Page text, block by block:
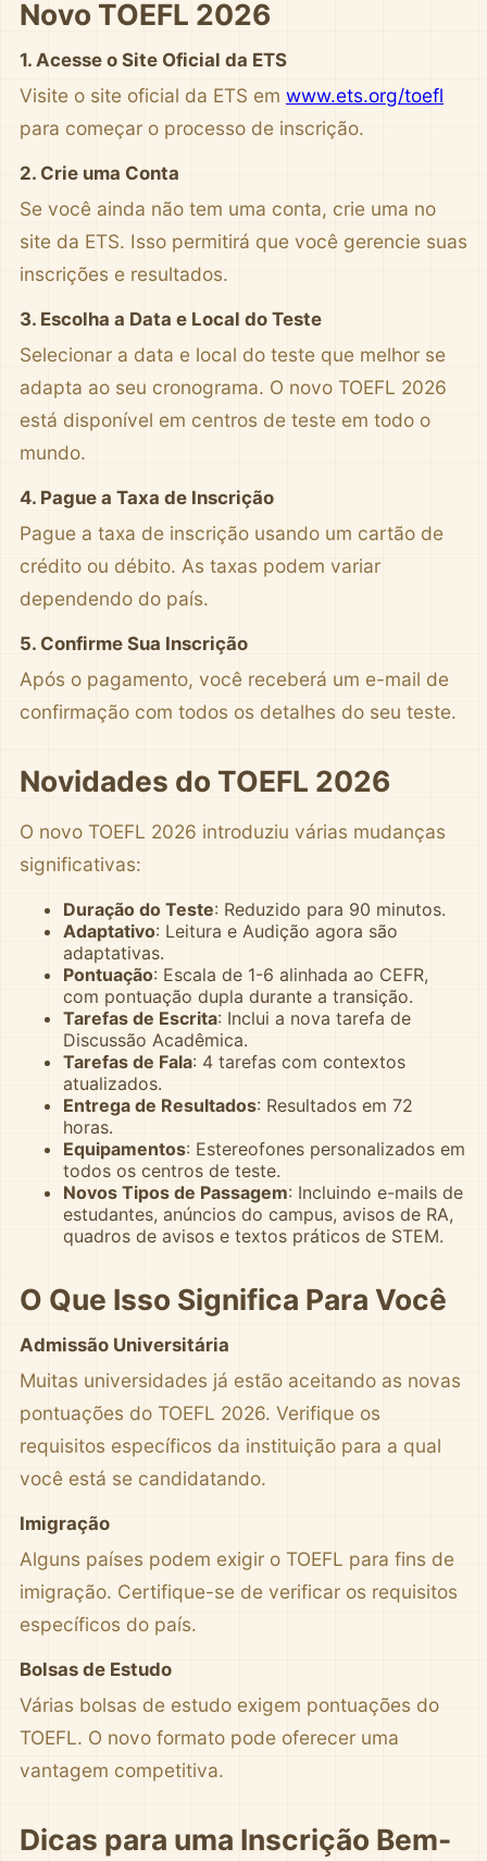
Novo TOEFL 2026
1. Acesse o Site Oficial da ETS
Visite o site oficial da ETS em www.ets.org/toefl
para começar o processo de inscrição.
2. Crie uma Conta
Se você ainda não tem uma conta, crie uma no
site da ETS. Isso permitirá que você gerencie suas
inscrições e resultados.
3. Escolha a Data e Local do Teste
Selecionar a data e local do teste que melhor se
adapta ao seu cronograma. O novo TOEFL 2026
está disponível em centros de teste em todo o
mundo.
4. Pague a Taxa de Inscrição
Pague a taxa de inscrição usando um cartão de
crédito ou débito. As taxas podem variar
dependendo do país.
5. Confirme Sua Inscrição
Após o pagamento, você receberá um e-mail de
confirmação com todos os detalhes do seu teste.
Novidades do TOEFL 2026
O novo TOEFL 2026 introduziu várias mudanças
significativas:
Duração do Teste: Reduzido para 90 minutos.
Adaptativo: Leitura e Audição agora são
adaptativas.
Pontuação: Escala de 1-6 alinhada ao CEFR,
com pontuação dupla durante a transição.
Tarefas de Escrita: Inclui a nova tarefa de
Discussão Acadêmica.
Tarefas de Fala: 4 tarefas com contextos
atualizados.
Entrega de Resultados: Resultados em 72
horas.
Equipamentos: Estereofones personalizados em
todos os centros de teste.
Novos Tipos de Passagem: Incluindo e-mails de
estudantes, anúncios do campus, avisos de RA,
quadros de avisos e textos práticos de STEM.
O Que Isso Significa Para Você
Admissão Universitária
Muitas universidades já estão aceitando as novas
pontuações do TOEFL 2026. Verifique os
requisitos específicos da instituição para a qual
você está se candidatando.
Imigração
Alguns países podem exigir o TOEFL para fins de
imigração. Certifique-se de verificar os requisitos
específicos do país.
Bolsas de Estudo
Várias bolsas de estudo exigem pontuações do
TOEFL. O novo formato pode oferecer uma
vantagem competitiva.
Dicas para uma Inscrição Bem-